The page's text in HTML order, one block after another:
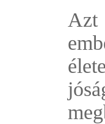
Azt